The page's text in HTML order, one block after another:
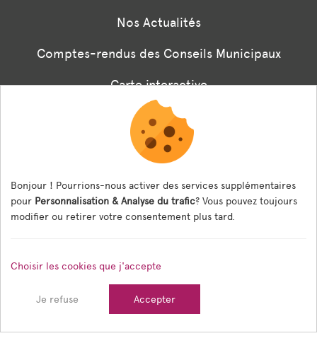
Nos Actualités
Comptes-rendus des Conseils Municipaux
Carte interactive
Associations
Formulaire panneaux digitaux
Les menus de la cantine
Documents règlementaires
Bonjour ! Pourrions-nous activer des services supplémentaires
pour Personnalisation & Analyse du trafic? Vous pouvez toujours
modifier ou retirer votre consentement plus tard.
Choisir les cookies que j'accepte
Je refuse Accepter